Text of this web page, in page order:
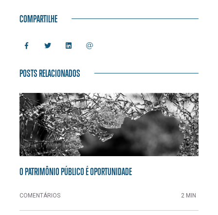
COMPARTILHE
POSTS RELACIONADOS
O PATRIMÔNIO PÚBLICO É OPORTUNIDADE
COMENTÁRIOS 2 MIN